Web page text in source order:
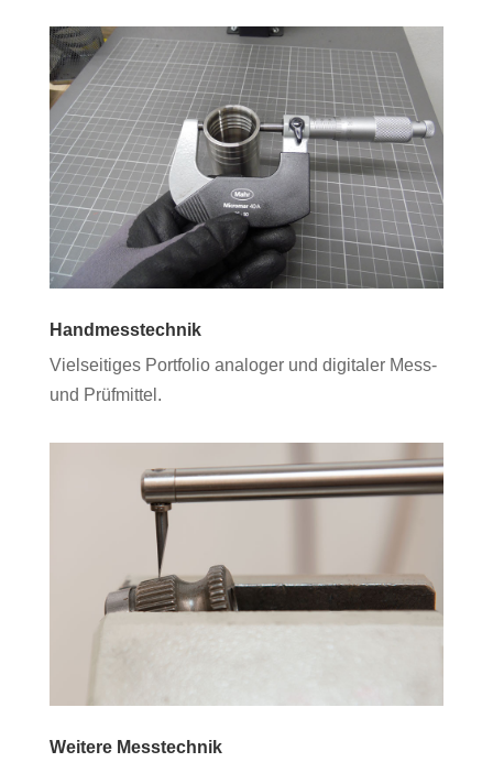
Handmesstechnik
Vielseitiges Portfolio analoger und digitaler Mess-
und Prüfmittel.
Weitere Messtechnik